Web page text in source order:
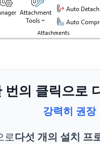
번의 클릭으로
강력히 권
로다섯 개의 설치 프